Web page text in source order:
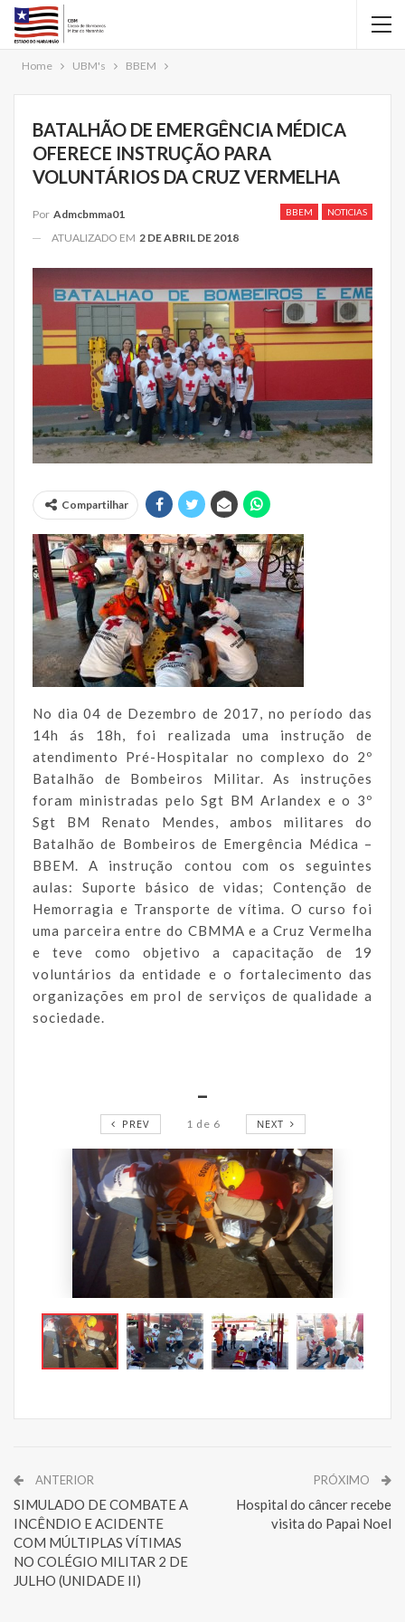
Home UBM's BBEM
BATALHÃO DE EMERGÊNCIA MÉDICA
OFERECE INSTRUÇÃO PARA
VOLUNTÁRIOS DA CRUZ VERMELHA
BBEM NOTICIAS
Por Admcbmma01
ATUALIZADO EM 2 DE ABRIL DE 2018
Compartilhar
No dia 04 de Dezembro de 2017, no período das
14h ás 18h, foi realizada uma instrução de
atendimento Pré-Hospitalar no complexo do 2º
Batalhão de Bombeiros Militar. As instruções
foram ministradas pelo Sgt BM Arlandex e o 3º
Sgt BM Renato Mendes, ambos militares do
Batalhão de Bombeiros de Emergência Médica –
BBEM. A instrução contou com os seguintes
aulas: Suporte básico de vidas; Contenção de
Hemorragia e Transporte de vítima. O curso foi
uma parceira entre do CBMMA e a Cruz Vermelha
e teve como objetivo a capacitação de 19
voluntários da entidade e o fortalecimento das
organizações em prol de serviços de qualidade a
sociedade.
PREV 1 de 6 NEXT
ANTERIOR
SIMULADO DE COMBATE A
INCÊNDIO E ACIDENTE
COM MÚLTIPLAS VÍTIMAS
NO COLÉGIO MILITAR 2 DE
JULHO (UNIDADE II)
PRÓXIMO
Hospital do câncer recebe
visita do Papai Noel